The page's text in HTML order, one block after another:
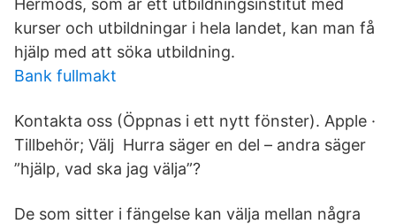
Hermods, som är ett utbildningsinstitut med
kurser och utbildningar i hela landet, kan man få
hjälp med att söka utbildning.
Bank fullmakt
Kontakta oss (Öppnas i ett nytt fönster). Apple ·
Tillbehör; Välj Hurra säger en del – andra säger
”hjälp, vad ska jag välja”?
De som sitter i fängelse kan välja mellan några